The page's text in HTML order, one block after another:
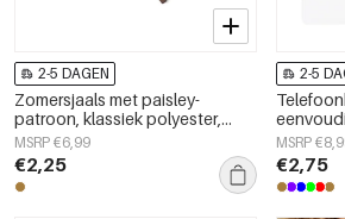
2-5 DAGEN
Zomersjaals met paisley-
patroon, klassiek polyester,
dagelijkse accessoires
MSRP €6,99
€2,25
2-5
MSRP
€2,75